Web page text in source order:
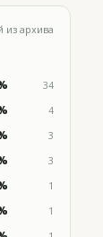
из архива
34
4
3
3
1
1